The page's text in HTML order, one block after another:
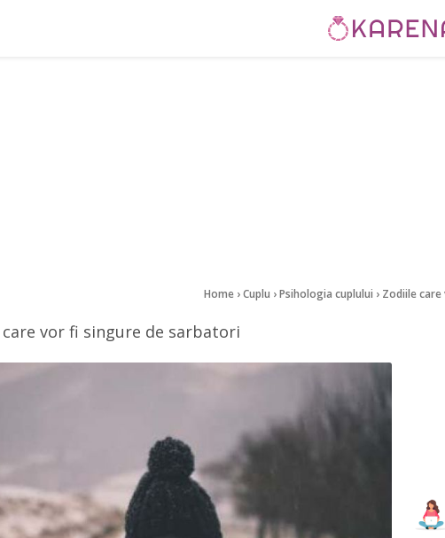
Home ›Cuplu ›Psihologia cuplului › Zodiile
vor fi singure de sarbatori